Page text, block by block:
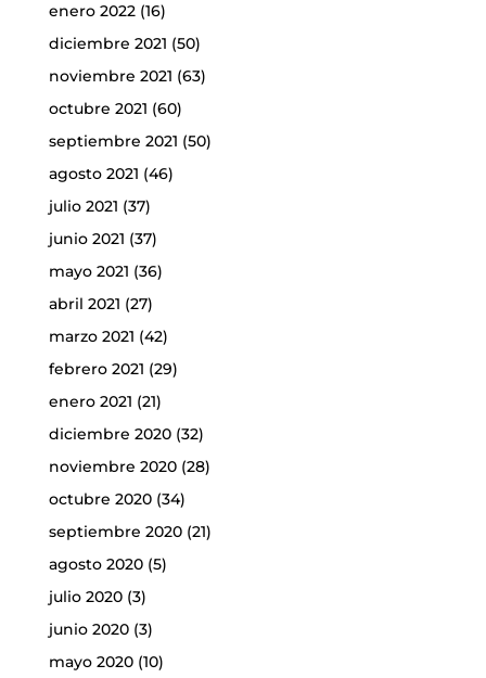
enero 2022(16)
diciembre 2021 (50)
noviembre 2021 (63)
octubre 2021 (60)
septiembre 2021 (50)
agosto 2021 (46)
julio 2021 (37)
junio 2021 (37)
mayo 2021 (36)
abril 2021 (27)
marzo 2021 (42)
febrero 2021 (29)
enero 2021 (21)
diciembre 2020(32)
noviembre 2020(28)
octubre 2020(34)
septiembre 2020(21)
agosto 2020(5)
julio 2020(3)
junio 2020(3)
mayo 2020(10)